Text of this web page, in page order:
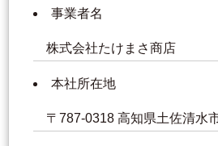
事業者名
株式会社たけまさ商店
本社所在地
〒787-0318 高知県土佐清水